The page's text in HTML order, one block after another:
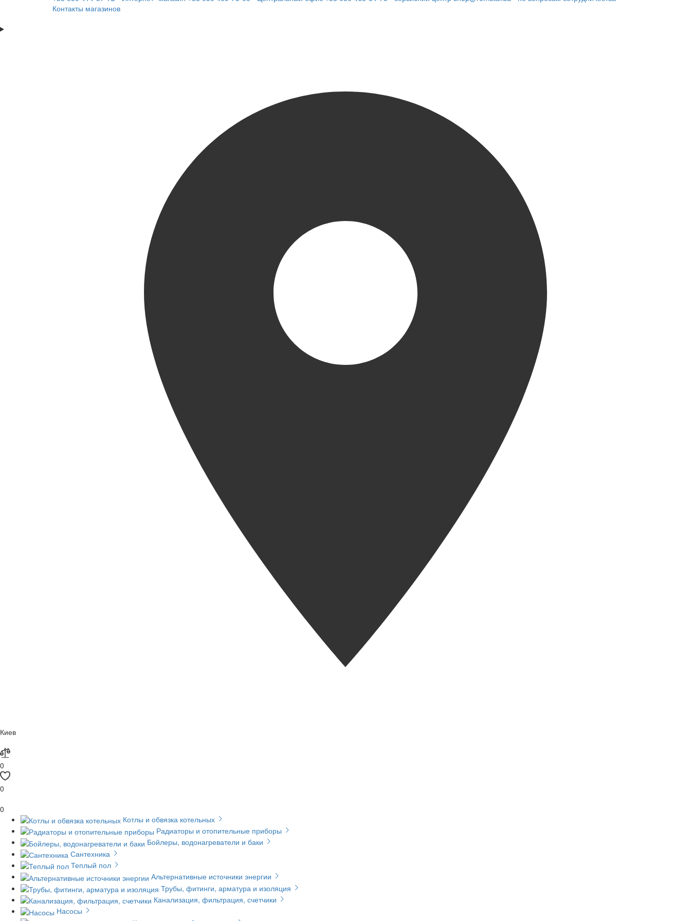
Контакты магазинов
Киев
0
0
0
Котлы и обвязка котельных
Радиаторы и отопительные приборы
Бойлеры, водонагреватели и баки
Сантехника
Теплый пол
Альтернативные источники энергии
Трубы, фитинги, арматура и изоляция
Канализация, фильтрация, счетчики
Насосы